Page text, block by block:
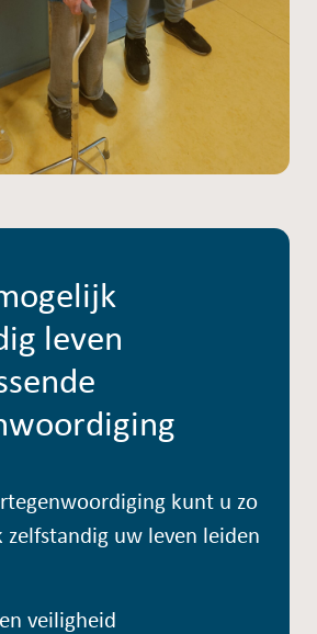
leven
kunt u zo
uw leven leiden
veiligheid